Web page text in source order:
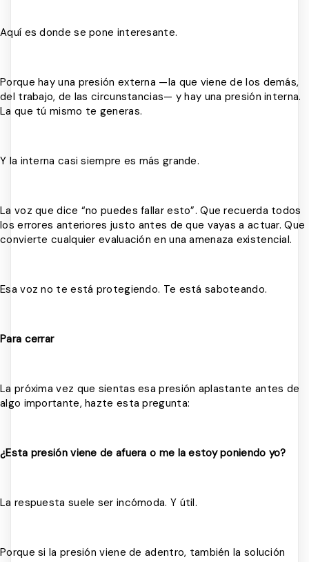
Aquí es donde se pone interesante.
Porque hay una presión externa —la que viene de los demás,
del trabajo, de las circunstancias— y hay una presión interna.
La que tú mismo te generas.
Y la interna casi siempre es más grande.
La voz que dice “no puedes fallar esto”. Que recuerda todos
los errores anteriores justo antes de que vayas a actuar. Que
convierte cualquier evaluación en una amenaza existencial.
Esa voz no te está protegiendo. Te está saboteando.
Para cerrar
La próxima vez que sientas esa presión aplastante antes de
algo importante, hazte esta pregunta:
¿Esta presión viene de afuera o me la estoy poniendo yo?
La respuesta suele ser incómoda. Y útil.
Porque si la presión viene de adentro, también la solución